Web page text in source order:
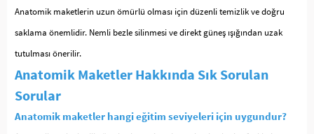
Anatomik maketlerin uzun ömürlü olması için düzenli temizlik ve doğru
saklama önemlidir. Nemli bezle silinmesi ve direkt güneş ışığından uzak
tutulması önerilir.
Anatomik Maketler Hakkında Sık Sorulan
Sorular
Anatomik maketler hangi eğitim seviyeleri için uygundur?